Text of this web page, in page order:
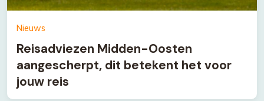
Nieuws
Reisadviezen Midden-Oosten
aangescherpt, dit betekent het voor
jouw reis